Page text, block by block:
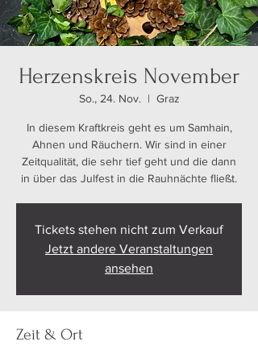
Herzenskreis November
So., 24. Nov.
  |
Graz
In diesem Kraftkreis geht es um Samhain,
Ahnen und Räuchern. Wir sind in einer
Zeitqualität, die sehr tief geht und die dann
in über das Julfest in die Rauhnächte fließt.
Tickets stehen nicht zum Verkauf
Jetzt andere Veranstaltungen
ansehen
Zeit & Ort